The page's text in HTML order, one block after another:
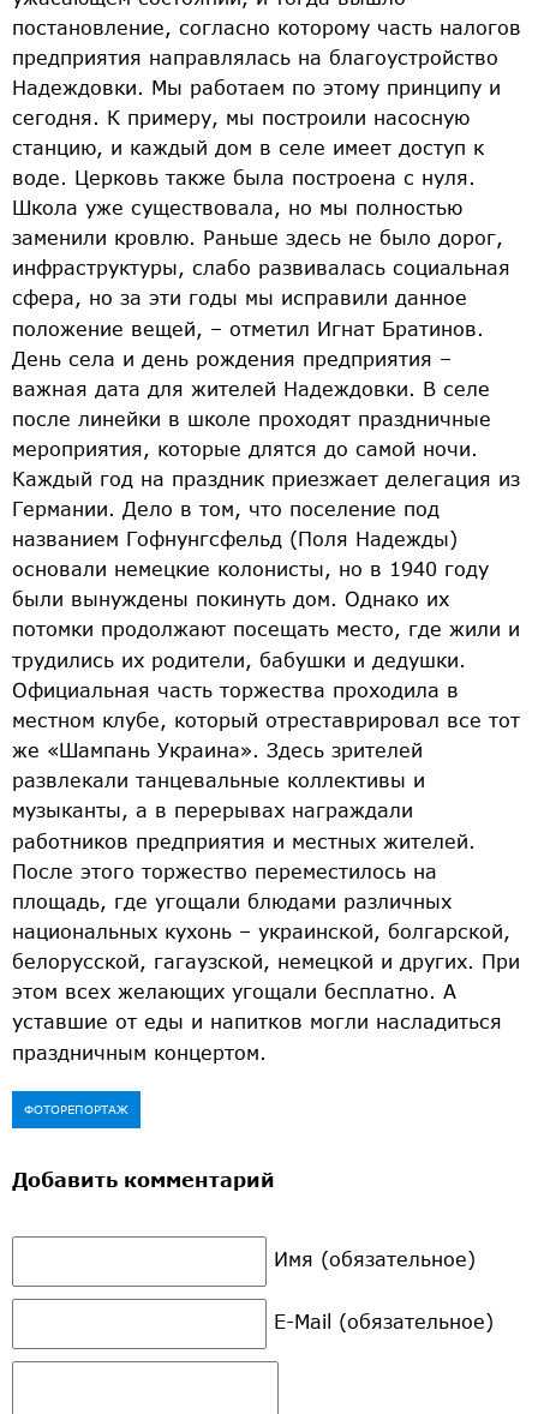
постановление, согласно которому часть налогов
предприятия направлялась на благоустройство
Надеждовки. Мы работаем по этому принципу и
сегодня. К примеру, мы построили насосную
станцию, и каждый дом в селе имеет доступ к
воде. Церковь также была построена с нуля.
Школа уже существовала, но мы полностью
заменили кровлю. Раньше здесь не было дорог,
инфраструктуры, слабо развивалась социальная
сфера, но за эти годы мы исправили данное
положение вещей, – отметил Игнат Братинов.
День села и день рождения предприятия –
важная дата для жителей Надеждовки. В селе
после линейки в школе проходят праздничные
мероприятия, которые длятся до самой ночи.
Каждый год на праздник приезжает делегация из
Германии. Дело в том, что поселение под
названием Гофнунгсфельд (Поля Надежды)
основали немецкие колонисты, но в 1940 году
были вынуждены покинуть дом. Однако их
потомки продолжают посещать место, где жили и
трудились их родители, бабушки и дедушки.
Официальная часть торжества проходила в
местном клубе, который отреставрировал все тот
же «Шампань Украина». Здесь зрителей
развлекали танцевальные коллективы и
музыканты, а в перерывах награждали
работников предприятия и местных жителей.
После этого торжество переместилось на
площадь, где угощали блюдами различных
национальных кухонь – украинской, болгарской,
белорусской, гагаузской, немецкой и других. При
этом всех желающих угощали бесплатно. А
уставшие от еды и напитков могли насладиться
праздничным концертом.
ФОТОРЕПОРТАЖ
Добавить комментарий
Имя (обязательное)
E-Mail (обязательное)